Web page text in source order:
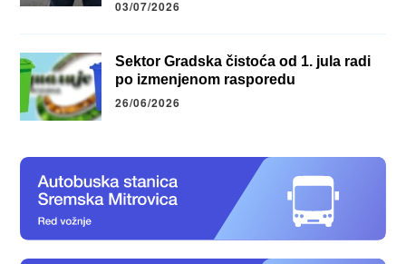
03/07/2026
Sektor Gradska čistoća od 1. jula radi
po izmenjenom rasporedu
26/06/2026